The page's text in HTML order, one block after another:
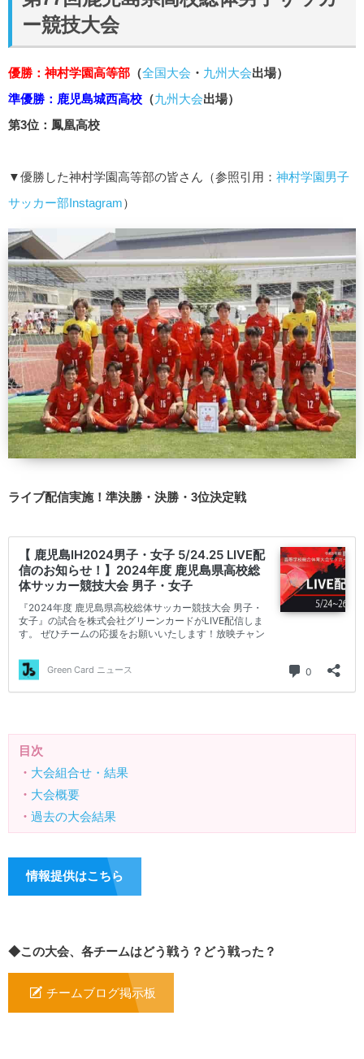
ー競技大会
優勝：神村学園高等部 （全国大会 ・ 九州大会出場）
準優勝：鹿児島城西高校 （九州大会出場）
第3位：鳳凰高校
▼優勝した神村学園高等部の皆さん（参照引用： 神村学園男子
サッカー部Instagram）
ライブ配信実施！準決勝・決勝・3位決定戦
目次
・ 大会組合せ・結果
・ 大会概要
・ 過去の大会結果
情報提供はこちら
◆この大会、各チームはどう戦う？どう戦った？
チームブログ掲示板